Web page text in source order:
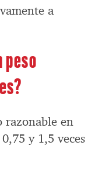
a
peso
razonable en
y 1,5 veces